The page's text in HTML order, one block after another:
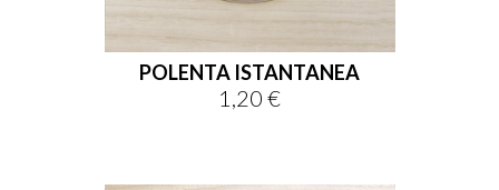
POLENTA ISTANTANEA
Prezzo
1,20 €